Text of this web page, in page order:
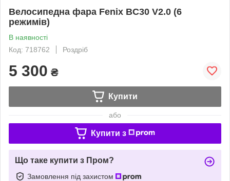
Велосипедна фара Fenix ​​BC30 V2.0 (6
режимів)
В наявності
Код: 718762
Роздріб
5 300 ₴
Купити
або
Купити з
Що таке купити з Пром?
Замовлення під захистом